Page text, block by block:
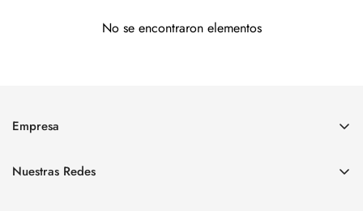
No se encontraron elementos
Empresa
Nuestras Redes